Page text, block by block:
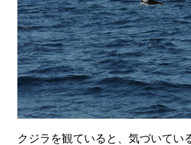
クジラを観ていると、気づいてい